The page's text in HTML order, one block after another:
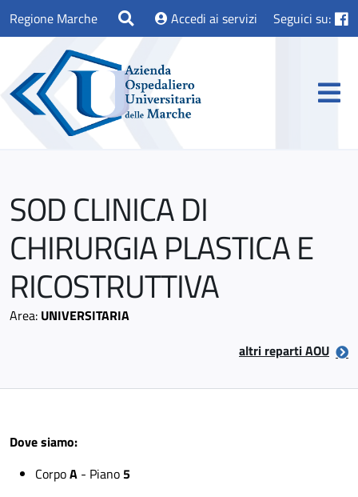
Regione Marche Accedi ai servizi Seguici su:
SOD CLINICA DI
CHIRURGIA PLASTICA E
RICOSTRUTTIVA
Area: UNIVERSITARIA
altri reparti AOU
Dove siamo:
CorpoA - Piano5